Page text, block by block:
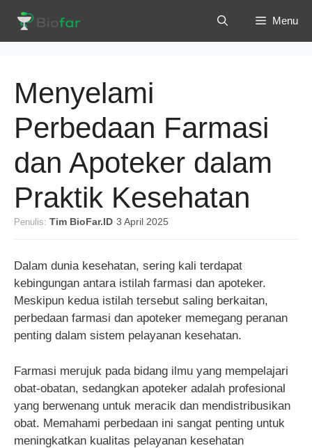
isi
Menu
Menyelami
Perbedaan Farmasi
dan Apoteker dalam
Praktik Kesehatan
Penulis: Tim BioFar.ID·3 April 2025
Dalam dunia kesehatan, sering kali terdapat
kebingungan antara istilah farmasi dan apoteker.
Meskipun kedua istilah tersebut saling berkaitan,
perbedaan farmasi dan apoteker memegang peranan
penting dalam sistem pelayanan kesehatan.
Farmasi merujuk pada bidang ilmu yang mempelajari
obat-obatan, sedangkan apoteker adalah profesional
yang berwenang untuk meracik dan mendistribusikan
obat. Memahami perbedaan ini sangat penting untuk
meningkatkan kualitas pelayanan kesehatan